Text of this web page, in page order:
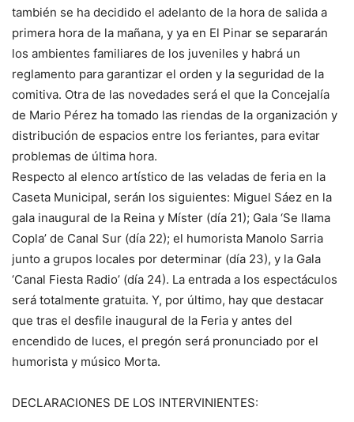
también se ha decidido el adelanto de la hora de salida a
primera hora de la mañana, y ya en El Pinar se separarán
los ambientes familiares de los juveniles y habrá un
reglamento para garantizar el orden y la seguridad de la
comitiva. Otra de las novedades será el que la Concejalía
de Mario Pérez ha tomado las riendas de la organización y
distribución de espacios entre los feriantes, para evitar
problemas de última hora.
Respecto al elenco artístico de las veladas de feria en la
Caseta Municipal, serán los siguientes: Miguel Sáez en la
gala inaugural de la Reina y Míster (día 21); Gala ‘Se llama
Copla’ de Canal Sur (día 22); el humorista Manolo Sarria
junto a grupos locales por determinar (día 23), y la Gala
‘Canal Fiesta Radio’ (día 24). La entrada a los espectáculos
será totalmente gratuita. Y, por último, hay que destacar
que tras el desfile inaugural de la Feria y antes del
encendido de luces, el pregón será pronunciado por el
humorista y músico Morta.
DECLARACIONES DE LOS INTERVINIENTES: